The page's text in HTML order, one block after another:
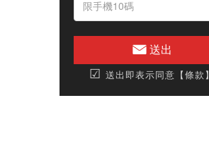
送出
☑送出即表示同意【條款】